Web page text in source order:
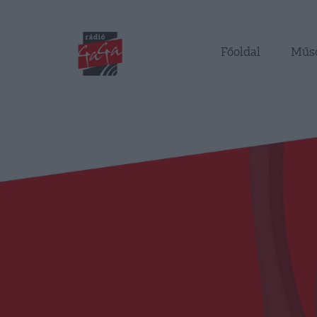
Főoldal